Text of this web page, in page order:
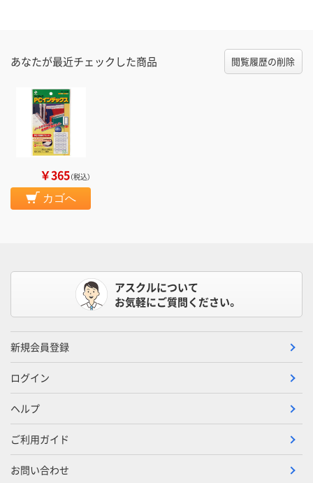
あなたが最近チェックした商品 閲覧履歴の削除
￥365（税込）
カゴへ
アスクルについて
お気軽にご質問ください。
新規会員登録
ログイン
ヘルプ
ご利用ガイド
お問い合わせ